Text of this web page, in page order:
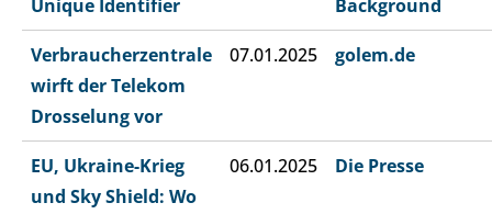
Unique Identifier
Background
Verbraucherzentrale
wirft der Telekom
Drosselung vor
07.01.2025 golem.de
EU, Ukraine-Krieg
und Sky Shield: Wo
06.01.2025 Die Presse